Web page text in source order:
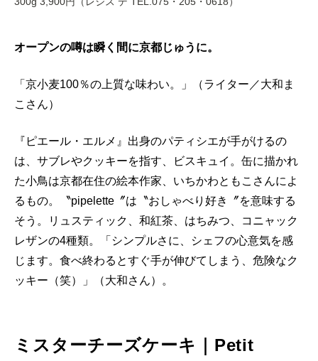
オープンの噂は瞬く間に京都じゅうに。
「京小麦100％の上質な味わい。」（ライター／大和ま
こさん）
『ピエール・エルメ』出身のパティシエが手がけるの
は、サブレやクッキーを指す、ビスキュイ。缶に描かれ
た小鳥は京都在住の絵本作家、いちかわともこさんによ
るもの。〝pipelette〞は〝おしゃべり好き〞を意味する
そう。リュスティック、和紅茶、はちみつ、コニャック
レザンの4種類。「シンプルさに、シェフの心意気を感
じます。食べ終わるとすぐ手が伸びてしまう、危険なク
ッキー（笑）」（大和さん）。
ミスターチーズケーキ｜Petit